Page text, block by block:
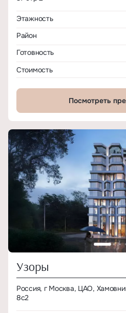
Этажность
Район
Готовность
Стоимость
Посмотреть
Узоры
Россия, г Москва, ЦАО,
8с2